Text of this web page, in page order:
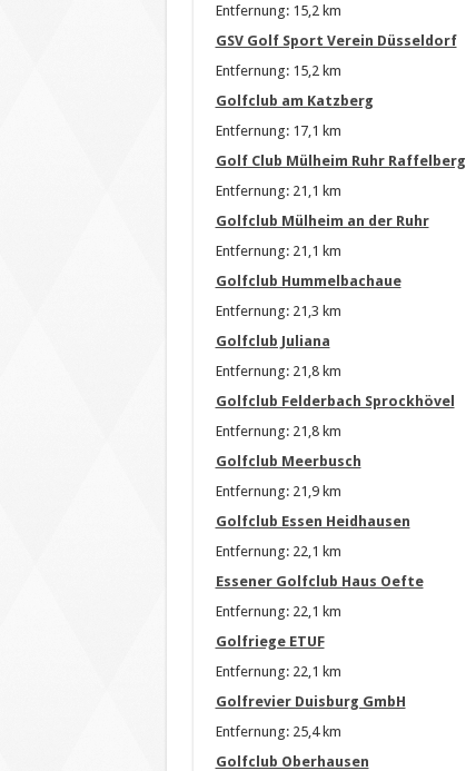
Entfernung: 15,2 km
GSV Golf Sport Verein Düsseldorf
Entfernung: 15,2 km
Golfclub am Katzberg
Entfernung: 17,1 km
Golf Club Mülheim Ruhr Raffelberg
Entfernung: 21,1 km
Golfclub Mülheim an der Ruhr
Entfernung: 21,1 km
Golfclub Hummelbachaue
Entfernung: 21,3 km
Golfclub Juliana
Entfernung: 21,8 km
Golfclub Felderbach Sprockhövel
Entfernung: 21,8 km
Golfclub Meerbusch
Entfernung: 21,9 km
Golfclub Essen Heidhausen
Entfernung: 22,1 km
Essener Golfclub Haus Oefte
Entfernung: 22,1 km
Golfriege ETUF
Entfernung: 22,1 km
Golfrevier Duisburg GmbH
Entfernung: 25,4 km
Golfclub Oberhausen